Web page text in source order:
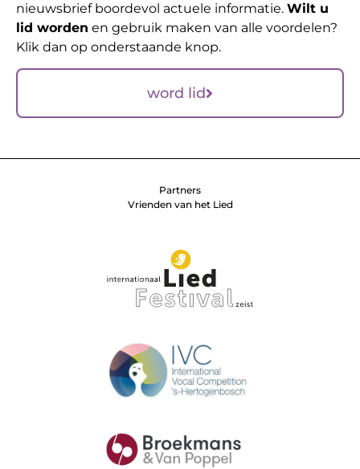
nieuwsbrief boordevol actuele informatie. Wilt u
lid worden en gebruik maken van alle voordelen?
Klik dan op onderstaande knop.
word lid
Partners
Vrienden van het Lied